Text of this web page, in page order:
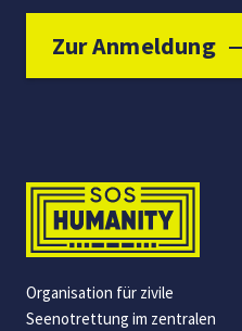
Zur Anmeldung
Organisation für zivile
Seenotrettung im zentralen